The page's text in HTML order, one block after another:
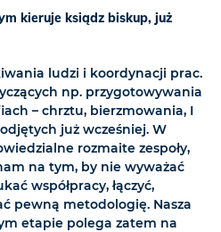
kieruje ksiądz biskup, już
ludzi i koordynacji prac.
np. przygotowywania
– chrztu, bierzmowania, I
już wcześniej. W
rozmaite zespoły,
na tym, by nie wyważać
współpracy, łączyć,
pewną metodologię. Nasza
etapie polega zatem na